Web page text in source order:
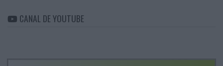
CANAL DE YOUTUBE